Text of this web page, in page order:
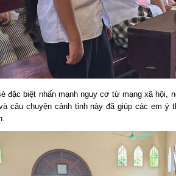
đặc biệt nhấn mạnh nguy cơ từ mạng xã hội,
câu chuyện cảnh tỉnh này đã giúp các em